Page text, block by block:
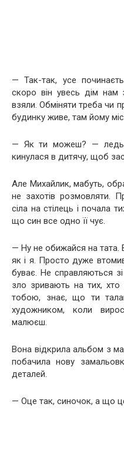
— Так-так, усе
скоро він увесь дім нам
взяли. Обміняти треба чи
будинку живе, там йому
— Як ти можеш? — ледь
кинулася в дитячу, щоб
Але Михайлик, мабуть,
не захотів розмовляти.
сіла на стілець і почала
що син все одно її чує.
— Ну не обижайся на тата.
як і я. Просто дуже
буває. Не справляються
зло зривають на тих,
тобою, знає, що ти
художником, коли
малюєш.
Вона відкрила альбом з
побачила нову
деталей.
— Оце так, синочок, а що